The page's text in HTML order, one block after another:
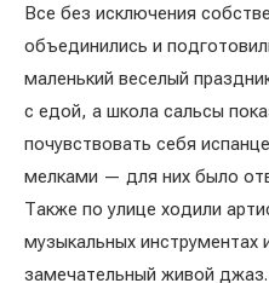
Все без исключения
объединились и
маленький веселый
с едой, а школа сальсы
почувствовать себя
мелками — для них было
Также по улице ходили
музыкальных инструментах
замечательный живой джаз.